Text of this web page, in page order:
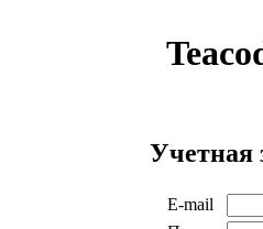
Учетная
E-mail